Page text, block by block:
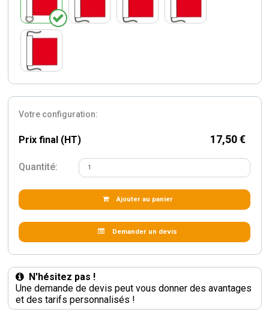
Votre configuration:
Prix final (HT) 17,50 €
Quantité:
Ajouter au panier
Demander un devis
N'hésitez pas !
Une demande de devis peut vous donner des avantages
et des tarifs personnalisés !